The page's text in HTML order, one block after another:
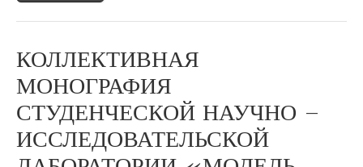
КОЛЛЕКТИВНАЯ
МОНОГРАФИЯ
СТУДЕНЧЕСКОЙ НАУЧНО –
ИССЛЕДОВАТЕЛЬСКОЙ